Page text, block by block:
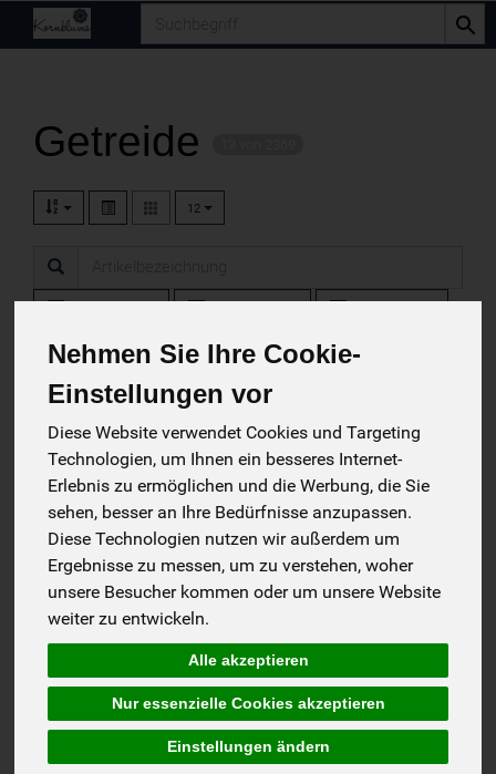
Nehmen Sie Ihre Cookie-
Einstellungen vor
Diese Website verwendet Cookies und Targeting
Technologien, um Ihnen ein besseres Internet-
Erlebnis zu ermöglichen und die Werbung, die Sie
sehen, besser an Ihre Bedürfnisse anzupassen.
Diese Technologien nutzen wir außerdem um
Ergebnisse zu messen, um zu verstehen, woher
unsere Besucher kommen oder um unsere Website
weiter zu entwickeln.
Alle akzeptieren
Nur essenzielle Cookies akzeptieren
Einstellungen ändern
Getreide
12